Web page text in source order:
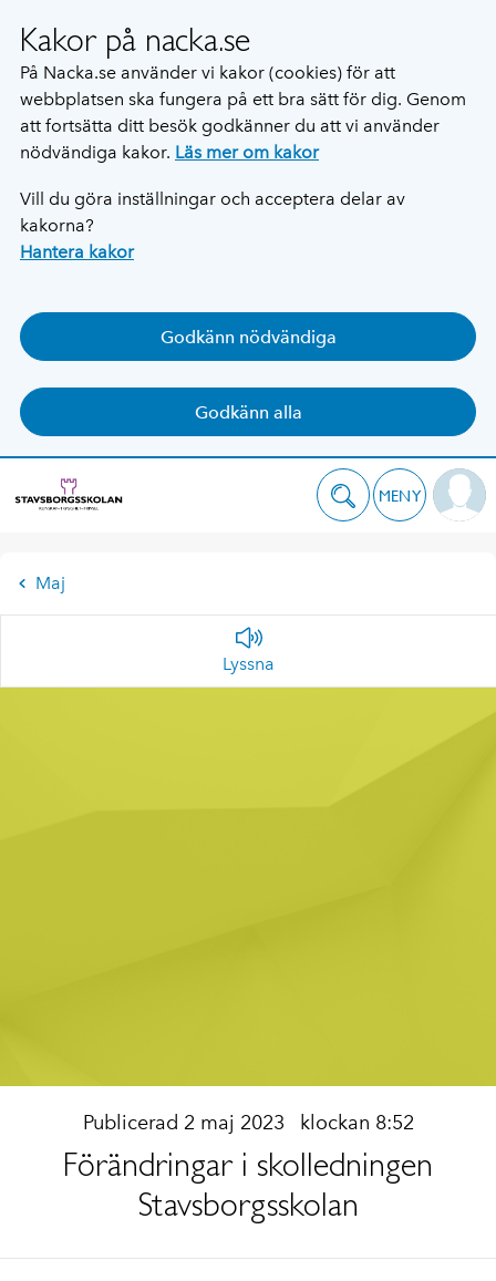
Kakor på nacka.se
På Nacka.se använder vi kakor (cookies) för att
webbplatsen ska fungera på ett bra sätt för dig. Genom
att fortsätta ditt besök godkänner du att vi använder
nödvändiga kakor. Läs mer om kakor
Vill du göra inställningar och acceptera delar av
kakorna?
Hantera kakor
Godkänn nödvändiga
Godkänn alla
MENY
Maj
Lyssna
Publicerad 2 maj 2023 klockan 8:52
Förändringar i skolledningen
Stavsborgsskolan